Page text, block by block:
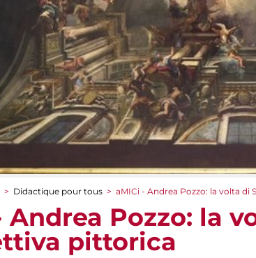
> Didactique pour tous > aMICi - Andrea Pozzo: la volta di
Andrea Pozzo: la
pittorica